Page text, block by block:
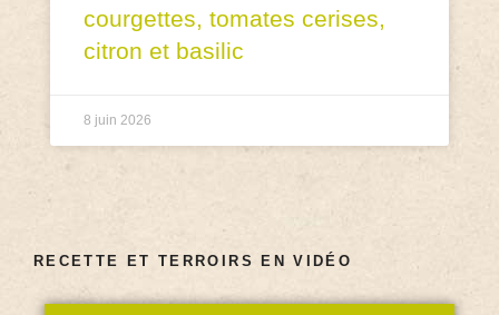
courgettes, tomates cerises,
citron et basilic
8 juin 2026
RECETTE ET TERROIRS EN VIDÉO